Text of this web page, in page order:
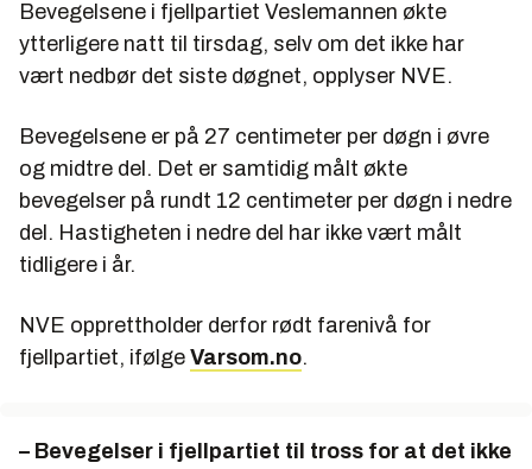
Bevegelsene i fjellpartiet Veslemannen økte
ytterligere natt til tirsdag, selv om det ikke har
vært nedbør det siste døgnet, opplyser NVE.
Bevegelsene er på 27 centimeter per døgn i øvre
og midtre del. Det er samtidig målt økte
bevegelser på rundt 12 centimeter per døgn i nedre
del. Hastigheten i nedre del har ikke vært målt
tidligere i år.
NVE opprettholder derfor rødt farenivå for
fjellpartiet, ifølge Varsom.no.
– Bevegelser i fjellpartiet til tross for at det ikke